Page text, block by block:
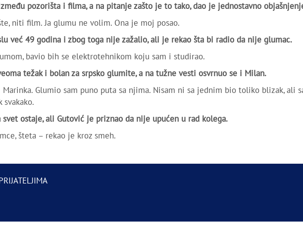
pozorišta i filma, a na pitanje zašto je to tako, dao je jednostavno
niti film. Ja glumu ne volim. Ona je moj posao.
već 49 godina i zbog toga nije zažalio, ali je rekao šta bi radio da nije glumac.
bavio bih se elektrotehnikom koju sam i studirao.
težak i bolan za srpsko glumite, a na tužne vesti osvrnuo se i Milan.
Glumio sam puno puta sa njima. Nisam ni sa jednim bio toliko blizak, ali
svakako.
svet ostaje, ali Gutović je priznao da nije upućen u rad kolega.
šteta – rekao je kroz smeh.